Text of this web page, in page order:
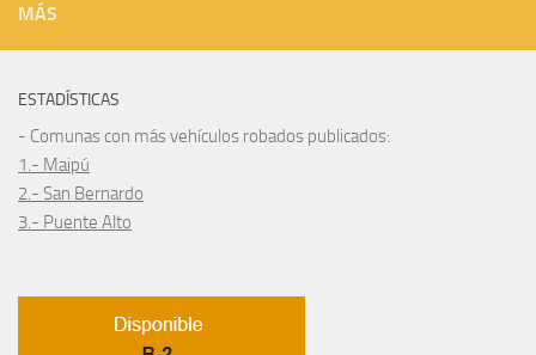
MÁS
ESTADÍSTICAS
- Comunas con más vehículos robados publicados:
1.- Maipú
2.- San Bernardo
3.- Puente Alto